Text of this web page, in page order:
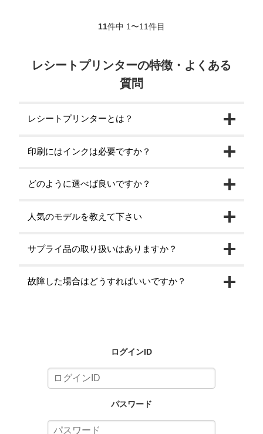
11件中 1〜11件目
レシートプリンターの特徴・よくある
質問
レシートプリンターとは？
印刷にはインクは必要ですか？
どのように選べば良いですか？
人気のモデルを教えて下さい
サプライ品の取り扱いはありますか？
故障した場合はどうすればいいですか？
ログインID
パスワード